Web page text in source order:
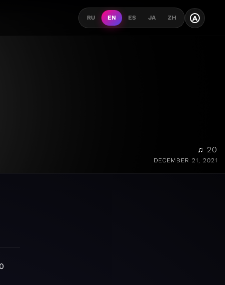
RU EN ES JA ZH A
♫ 20
DECEMBER 21, 2021